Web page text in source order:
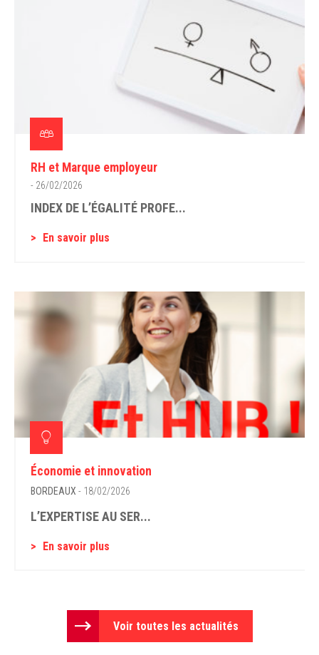
RH et Marque employeur
- 26/02/2026
INDEX DE L’ÉGALITÉ PROFE...
En savoir plus
Économie et innovation
BORDEAUX - 18/02/2026
L’EXPERTISE AU SER...
En savoir plus
Voir toutes les actualités